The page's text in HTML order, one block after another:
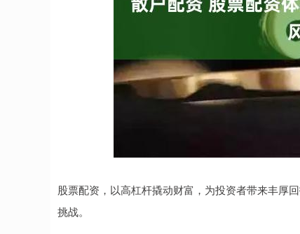
股票配资，以高杠杆撬动财富，为投资者带来丰厚
挑战。